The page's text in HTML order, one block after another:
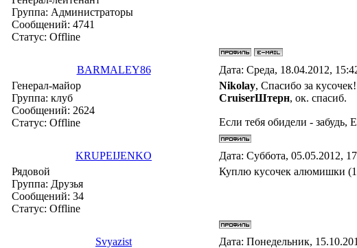
Группа: Администраторы
Сообщений: 4741
Статус: Offline
BARMALEY86 Дата: Среда, 18.04.2012,
Генерал-майор
Группа: клуб
Сообщений: 2624
Статус: Offline
Nikolay, Спасибо за
СruiserШтерн, ок. спасиб.
Если тебя обидели -
KRUPEIJENKO Дата: Суббота, 05.05.2012,
Рядовой
Группа: Друзья
Сообщений: 34
Статус: Offline
Куплю кусочек алюмишки
Svyazist Дата: Понедельник,